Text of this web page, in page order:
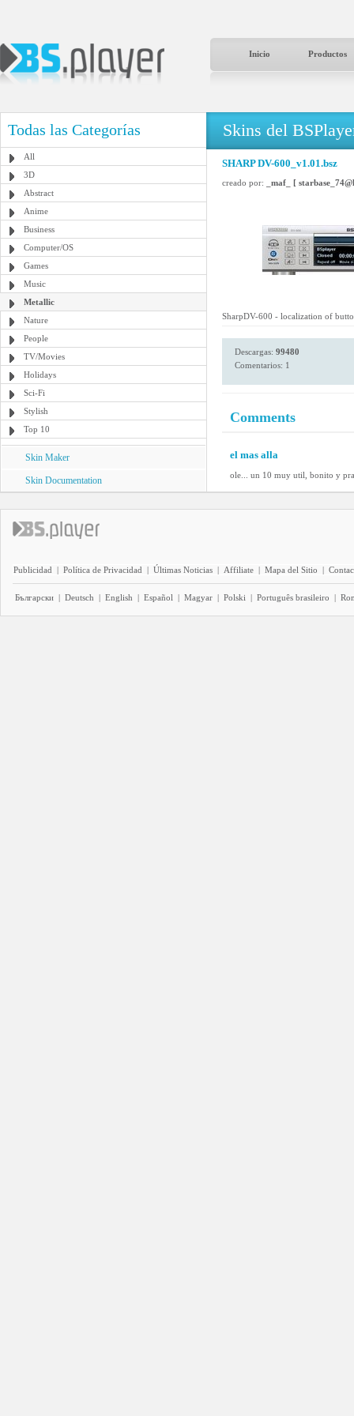
Inicio Productos
Todas las Categorías
All
3D
Abstract
Anime
Business
Computer/OS
Games
Music
Metallic
Nature
People
TV/Movies
Holidays
Sci-Fi
Stylish
Top 10
Skin Maker
Skin Documentation
Skins del
SHARP DV-600_v1.01.bsz
creado por: _maf_ [
SharpDV-600 - localization of
Descargas: 99480
Comentarios: 1
Comments
el mas alla
ole... un 10 muy util, bonito y
Publicidad | Política de Privacidad | Últimas Noticias | Affiliate | Mapa del Sitio |
Български | Deutsch | English | Español | Magyar | Polski | Português brasileiro |